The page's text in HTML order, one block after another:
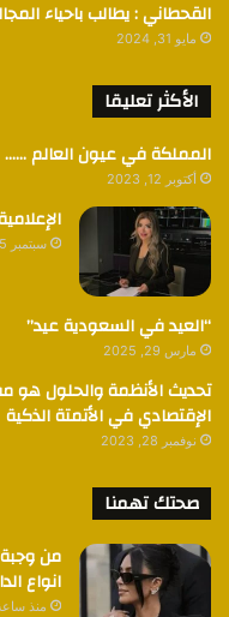
القحطاني : يطالب باحياء
مايو 31, 2024
الأكثر تعليقا
المملكة في عيون العالم ……
أكتوبر 12, 2023
سبتمبر 25, 2024
“العيد في السعودية عيد”
مارس 29, 2025
تحديث الأنظمة والحلول هو
الإقتصادي في الأتمتة الذكية
نوفمبر 28, 2023
صحتك تهمنا
من وجبة
انواع
منذ